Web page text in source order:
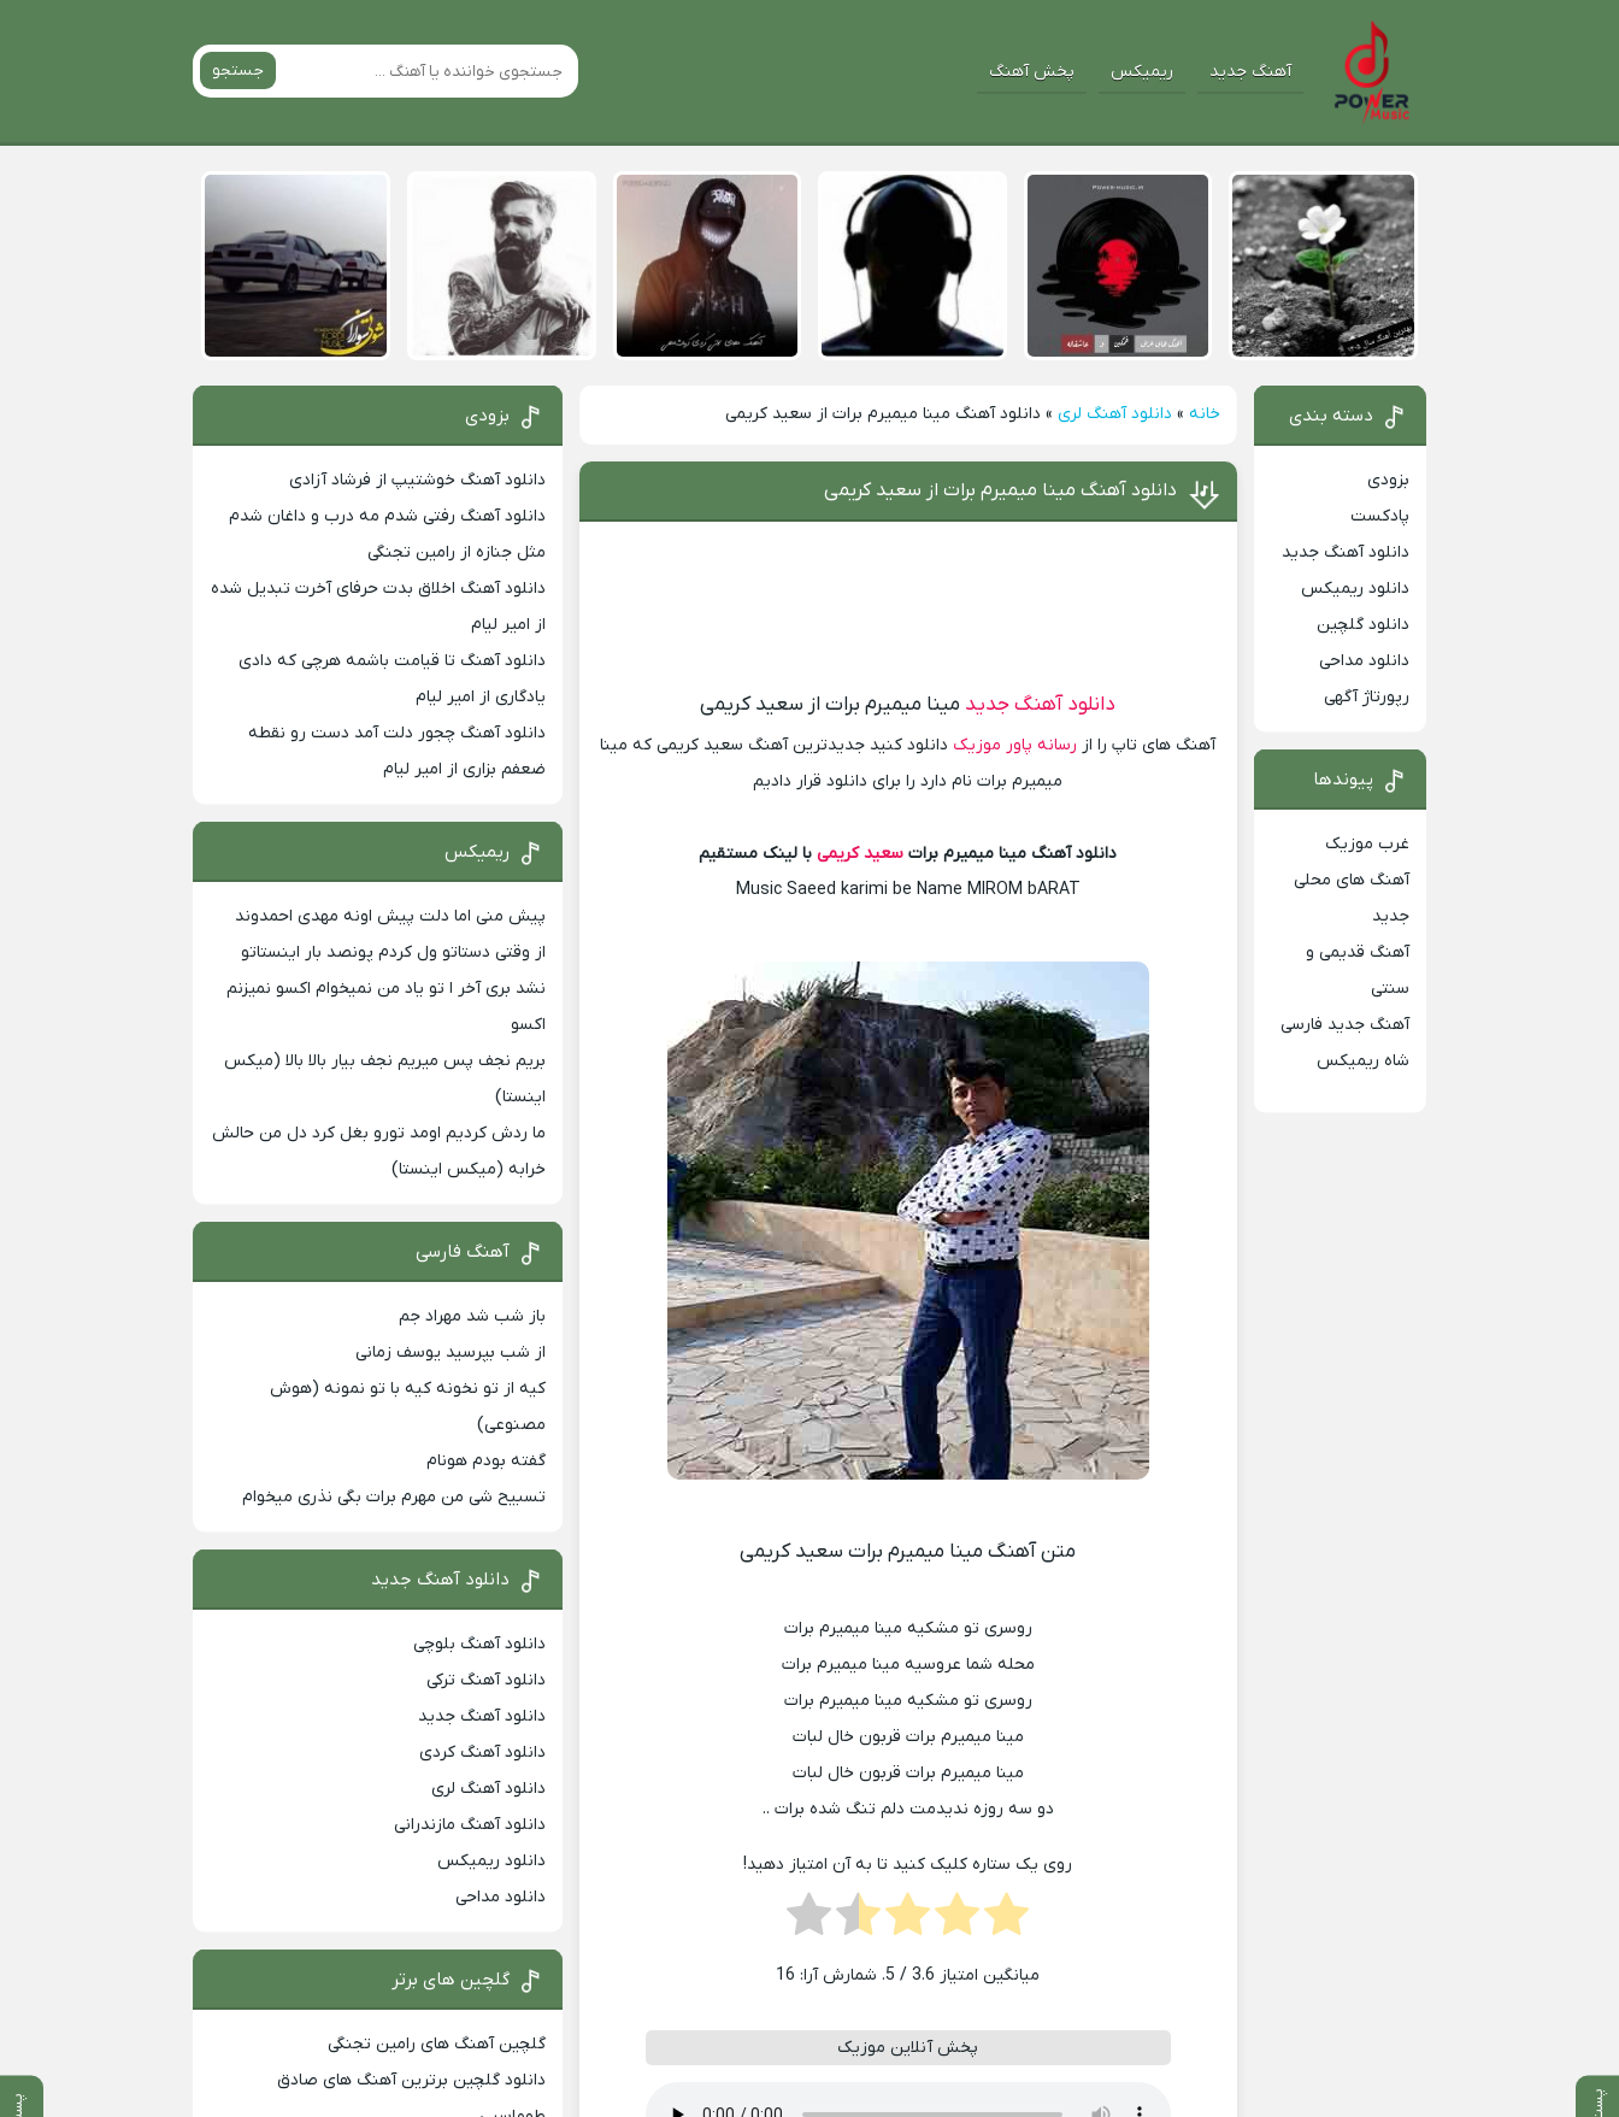
آهنگ جدید ریمیکس پخش آهنگ جستجو
خانه » دانلود آهنگ لری » دانلود آهنگ مینا میمیرم برات از سعید کریمی
دانلود آهنگ مینا میمیرم برات از سعید کریمی
دانلود آهنگ جدید مینا میمیرم برات از سعید کریمی
آهنگ های تاپ را از رسانه پاور موزیک دانلود کنید جدیدترین آهنگ سعید کریمی که مینا
میمیرم برات نام دارد را برای دانلود قرار دادیم
دانلود آهنگ مینا میمیرم برات سعید کریمی با لینک مستقیم
Music Saeed karimi be Name MIROM bARAT
متن آهنگ مینا میمیرم برات سعید کریمی
روسری تو مشکیه مینا میمیرم برات
محله شما عروسیه مینا میمیرم برات
روسری تو مشکیه مینا میمیرم برات
مینا میمیرم برات قربون خال لبات
مینا میمیرم برات قربون خال لبات
دو سه روزه ندیدمت دلم تنگ شده برات ..
روی یک ستاره کلیک کنید تا به آن امتیاز دهید!
میانگین امتیاز 3.6/ 5. شمارش آرا: 16
پخش آنلاین موزیک
دسته بندی
بزودی
پادکست
دانلود آهنگ جدید
دانلود ریمیکس
دانلود گلچین
دانلود مداحی
رپورتاژ آگهی
پیوندها
غرب موزیک
آهنگ های محلی
جدید
آهنگ قدیمی و
سنتی
آهنگ جدید فارسی
شاه ریمیکس
بزودی
دانلود آهنگ خوشتیپ از فرشاد آزادی
دانلود آهنگ رفتی شدم مه درب و داغان شدم
مثل جنازه از رامین تجنگی
دانلود آهنگ اخلاق بدت حرفای آخرت تبدیل شده
از امیر لیام
دانلود آهنگ تا قیامت باشمه هرچی که دادی
یادگاری از امیر لیام
دانلود آهنگ چجور دلت آمد دست رو نقطه
ضعفم بزاری از امیر لیام
ریمیکس
پیش منی اما دلت پیش اونه مهدی احمدوند
از وقتی دستاتو ول کردم پونصد بار اینستاتو
نشد بری آخر ا تو یاد من نمیخوام اکسو نمیزنم
اکسو
بریم نجف پس میریم نجف بیار بالا بالا (میکس
اینستا)
ما ردش کردیم اومد تورو بغل کرد دل من حالش
خرابه (میکس اینستا)
آهنگ فارسی
باز شب شد مهراد جم
از شب بپرسید یوسف زمانی
کیه از تو نخونه کیه با تو نمونه (هوش
مصنوعی)
گفته بودم هونام
تسبیح شی من مهرم برات بگی نذری میخوام
دانلود آهنگ جدید
دانلود آهنگ بلوچی
دانلود آهنگ ترکی
دانلود آهنگ جدید
دانلود آهنگ کردی
دانلود آهنگ لری
دانلود آهنگ مازندرانی
دانلود ریمیکس
دانلود مداحی
گلچین های برتر
گلچین آهنگ های رامین تجنگی
دانلود گلچین برترین آهنگ های صادق